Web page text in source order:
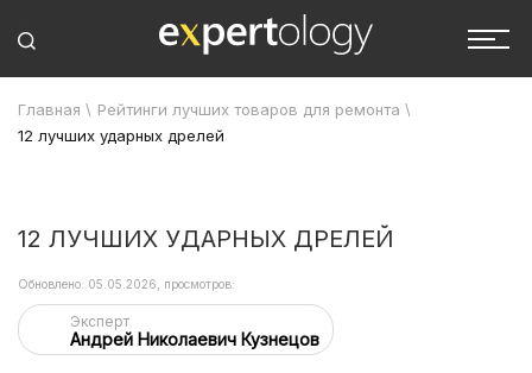
Главная \ Рейтинги лучших товаров для ремонта \
12 лучших ударных дрелей
12 ЛУЧШИХ УДАРНЫХ ДРЕЛЕЙ
Эксперт
Андрей Николаевич Кузнецов
Обновлено: 05.05.2026, просмотров: